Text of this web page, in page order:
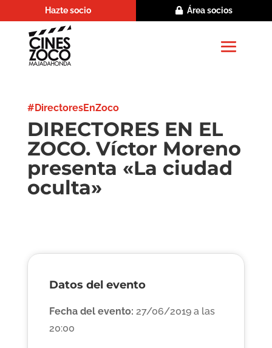
Hazte socio Área socios
#DirectoresEnZoco
DIRECTORES EN EL
ZOCO. Víctor Moreno
presenta «La ciudad
oculta»
Datos del evento
Fecha del evento: 27/06/2019 a las
20:00